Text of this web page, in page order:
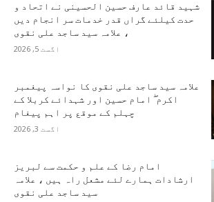
شہید قائد عارف حسین الحسینی نے اتحاد و
حدت کیلئے گراں قدر خدمات سر انجام دیں
، علامہ سید ساجد علی نقوی
اگست 5, 2026
علامہ سید ساجد علی نقوی کا نواسہ پیغمبر
اکرم ۖ امام حسین اور شہدائے کربلا کے
چہلم کے موقع پر اہم پیغام
اگست 3, 2026
امام رضا کے علم و حکمت سے لبریز
ارشادات ہمارے لئے مشعل راہ ہیں ، علامہ
سید ساجد علی نقوی